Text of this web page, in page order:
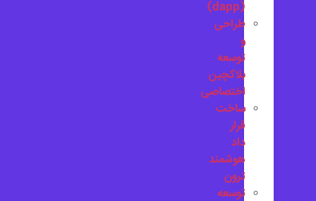
طراحی
توسعه
بلاکچین
اختصاصی
ساخت
قرار
داد
هوشمند
ترون
توسعه